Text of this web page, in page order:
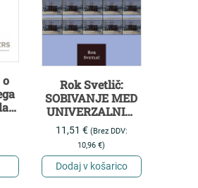
o
Rok Svetlič:
SOBIVANJE MED
UNIVERZALNIM
IN
PARTIKULARNIM
11,51 € (Brez DDV:
10,96€)
Dodaj v košarico